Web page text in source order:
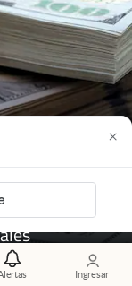
Ingresar
×
nuevo precio